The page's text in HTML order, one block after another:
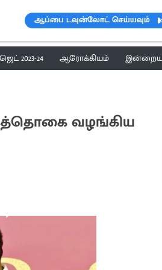
ஆப்பை டவுன்லோட் செய்யவும்
2023-24 ஆரோக்கியம் இன்றைய
வழங்கிய